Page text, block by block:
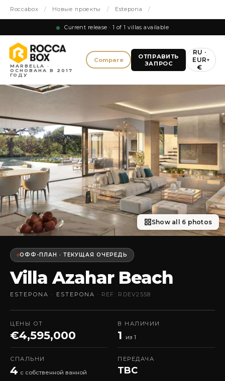
Roccabox / Новые проекты / Estepona /
Current release · 1 of 1 villas available
MARBELLA ·
ОСНОВАНА В 2017
ГОДУ
Compare
ОТПРАВИТЬ
ЗАПРОС
RU ·
EUR
€
▾
Show all 6 photos
ОФФ-ПЛАН · ТЕКУЩАЯ ОЧЕРЕДЬ
Villa Azahar Beach
ESTEPONA · ESTEPONA · REF: RDEV2558
ЦЕНЫ ОТ
€4,595,000
В НАЛИЧИИ
1 из 1
СПАЛЬНИ
4 с собственной ванной
ПЕРЕДАЧА
TBC